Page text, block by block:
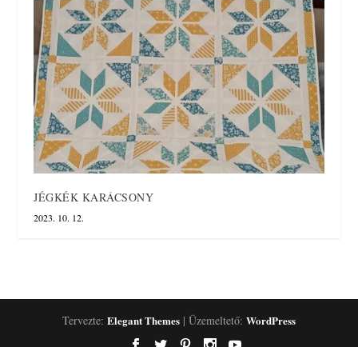
JÉGKÉK KARÁCSONY
2023. 10. 12.
Tervezte: Elegant Themes | Üzemeltető: WordPress